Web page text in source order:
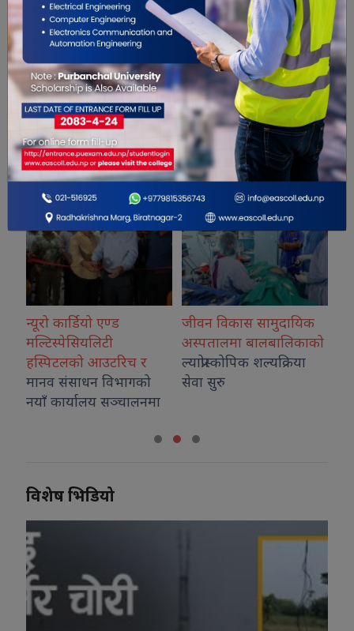
सम्बंधित खबरहरु
जीवन विकास सामुदायिक
अस्पतालमा बालबालिकाको
ल्याप्रोस्कोपिक शल्यक्रिया
सेवा सुरु
कोशीका उत्कृष्ट
नगदसहित सम्मानित
विशेष भिडियो